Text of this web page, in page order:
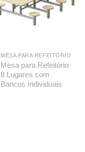
MESA PARA REFEITÓRIO
Mesa para Refeitório
8 Lugares com
Bancos Individuais